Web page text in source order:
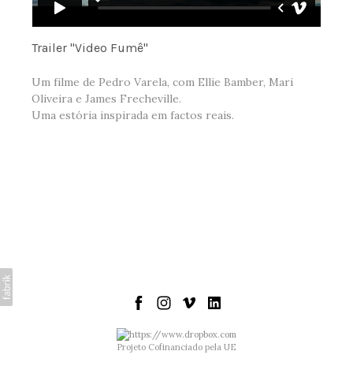
Trailer "Video Fumê"
Um filme de Pedro Varela, com Ellie Bamber, Mari
Oliveira e James Frecheville.
Uma estória inspirada em factos reais.
Projeto Cofinanciado pela UE